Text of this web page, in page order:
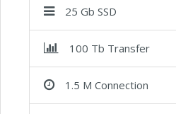
25 Gb SSD
100 Tb Transfer
1.5 M Connection